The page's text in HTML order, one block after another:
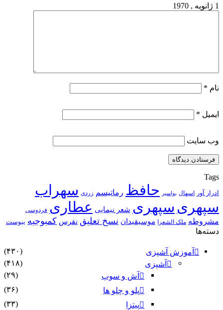
1 ژانویه , 1970
نام *
ایمیل *
وب‌ سایت
Tags
ادرار آور اسهال بواسیر حافظ رماتیسم زردی سهراب
سپهری سپهری شعر نیمایی عطاری فردوسی
مشروطه ملک الشعرا موسیقیدان نسخ تعلیق نقرس کمبوجیه یبوست
دسته‌ها
آموزش آشپزی
(۴۳۰)
آشپزی
(۴۱۸)
آش و سوپ
(۲۹)
پلو و چلو ها
(۳۶)
پیتزا
(۳۳)